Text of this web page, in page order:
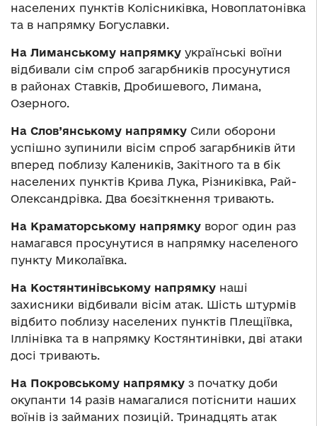
населених пунктів Колісниківка, Новоплатонівка
та в напрямку Богуславки.
На Лиманському напрямку українські воїни
відбивали сім спроб загарбників просунутися
в районах Ставків, Дробишевого, Лимана,
Озерного.
На Слов’янському напрямку Сили оборони
успішно зупинили вісім спроб загарбників йти
вперед поблизу Калеників, Закітного та в бік
населених пунктів Крива Лука, Різниківка, Рай-
Олександрівка. Два боєзіткнення тривають.
На Краматорському напрямку ворог один раз
намагався просунутися в напрямку населеного
пункту Миколаївка.
На Костянтинівському напрямку наші
захисники відбивали вісім атак. Шість штурмів
відбито поблизу населених пунктів Плещіївка,
Іллінівка та в напрямку Костянтинівки, дві атаки
досі тривають.
На Покровському напрямку з початку доби
окупанти 14 разів намагалися потіснити наших
воїнів із займаних позицій. Тринадцять атак